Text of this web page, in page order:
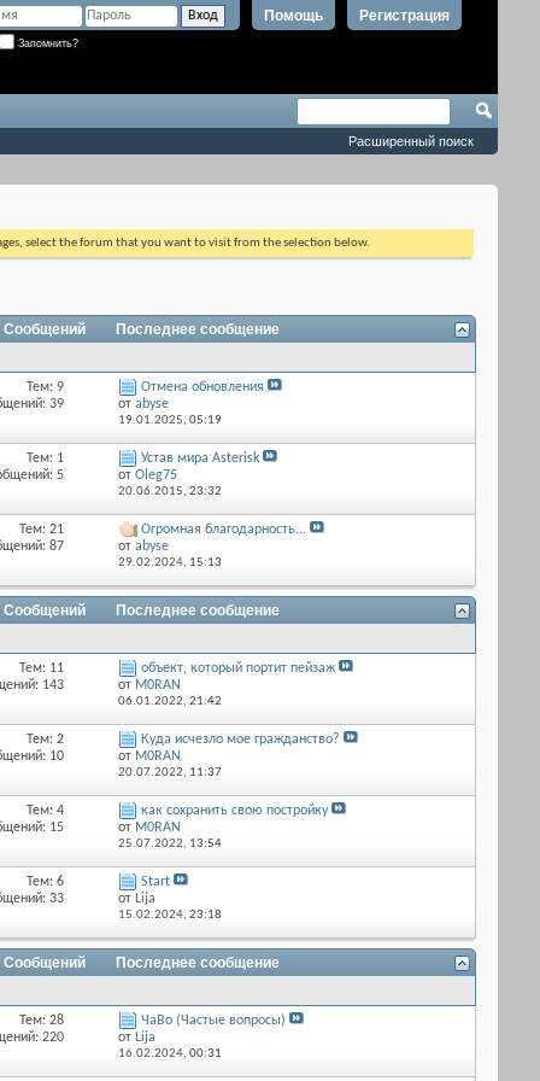
Регистрация
Помощь
Запомнить?
Расширенный поиск
select the forum that you want to visit from the selection below.
Сообщений
Последнее сообщение
Тем: 9
39
Отмена обновления
от abyse
19.01.2025, 05:19
Тем: 1
5
Устав мира Asterisk
от Оlеg75
20.06.2015, 23:32
Тем: 21
87
Огромная благодарность...
от abyse
29.02.2024, 15:13
Сообщений
Последнее сообщение
Тем: 11
143
объект, который портит пейзаж
от M0RAN
06.01.2022, 21:42
Тем: 2
10
Куда исчезло мое гражданство?
от M0RAN
20.07.2022, 11:37
Тем: 4
15
как сохранить свою постройку
от M0RAN
25.07.2022, 13:54
Тем: 6
33
Start
от Lija
15.02.2024, 23:18
Сообщений
Последнее сообщение
Тем: 28
220
ЧаВо (Частые вопросы)
от Lija
16.02.2024, 00:31